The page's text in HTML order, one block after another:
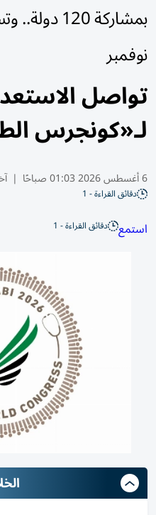
بمشاركة
نوفمبر
تواصل
لـ«كونجرس
6 أغسطس 2026 01:03 صباحًا |
دقائق القراءة - 1
استمع دقائق القراءة - 1